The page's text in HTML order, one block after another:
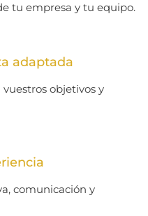
tu empresa y tu equipo.
adaptada
objetivos y
comunicación y